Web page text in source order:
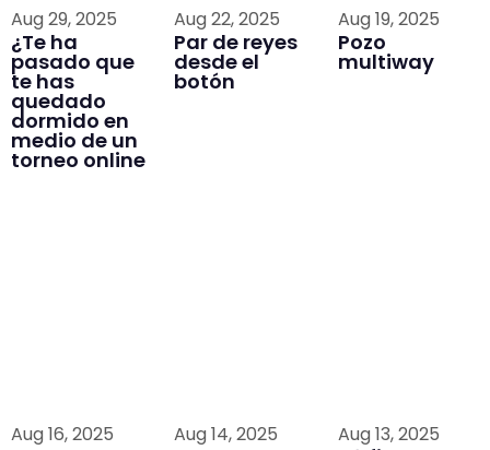
Aug 29, 2025
¿Te ha
pasado que
te has
quedado
dormido en
medio de un
torneo online
Aug 22, 2025
Par de reyes
desde el
botón
Aug 19, 2025
Pozo
multiway
Aug 16, 2025 Aug 14, 2025 Aug 13, 2025